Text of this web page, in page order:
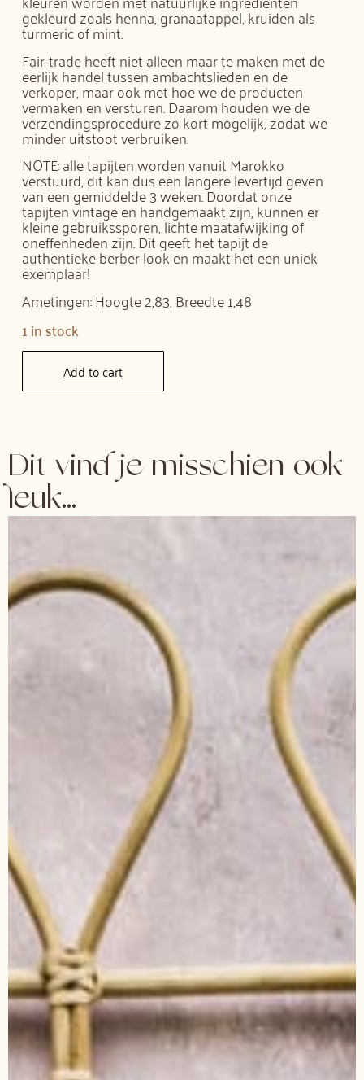
gekleurd zoals henna, granaatappel, kruiden als
turmeric of mint.
Fair-trade heeft niet alleen maar te maken met de
eerlijk handel tussen ambachtslieden en de
verkoper, maar ook met hoe we de producten
vermaken en versturen. Daarom houden we de
verzendingsprocedure zo kort mogelijk, zodat we
minder uitstoot verbruiken.
NOTE: alle tapijten worden vanuit Marokko
verstuurd, dit kan dus een langere levertijd geven
van een gemiddelde 3 weken. Doordat onze
tapijten vintage en handgemaakt zijn, kunnen er
kleine gebruikssporen, lichte maatafwijking of
oneffenheden zijn. Dit geeft het tapijt de
authentieke berber look en maakt het een uniek
exemplaar!
Ametingen: Hoogte 2,83, Breedte 1,48
1 in stock
Add to cart
Dit vind je misschien ook
leuk...